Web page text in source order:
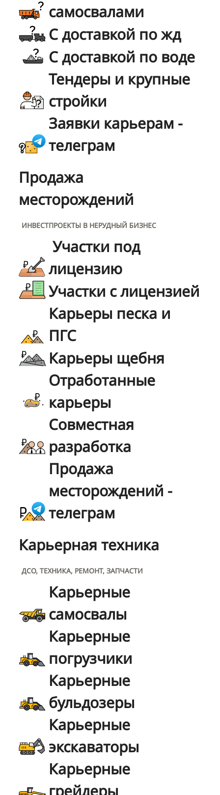
самосвалами
С доставкой по жд
С доставкой по воде
Тендеры и крупные
стройки
Заявки карьерам -
телеграм
Продажа
месторождений
ИНВЕСТПРОЕКТЫ В НЕРУДНЫЙ БИЗНЕС
Участки под
лицензию
Участки с лицензией
Карьеры песка и
ПГС
Карьеры щебня
Отработанные
карьеры
Совместная
разработка
Продажа
месторождений -
телеграм
Карьерная техника
ДСО, ТЕХНИКА, РЕМОНТ, ЗАПЧАСТИ
Карьерные
самосвалы
Карьерные
погрузчики
Карьерные
бульдозеры
Карьерные
экскаваторы
Карьерные
грейдеры